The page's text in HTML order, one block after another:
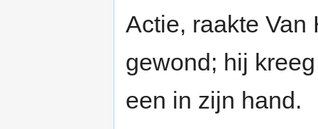
Actie, raakte
gewond; hij
een in zijn hand.